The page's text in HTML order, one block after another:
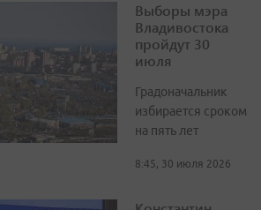
Выборы мэра
Владивостока
пройдут 30
июля
Градоначальник
избирается сроком
на пять лет
8:45, 30 июля 2026